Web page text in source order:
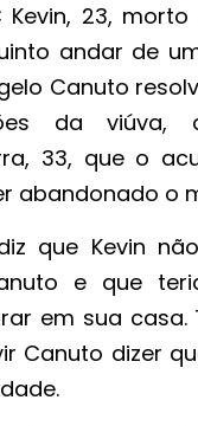
Kevin, 23,
andar de
Canuto
da viúva,
33, que o
abandonado o
que Kevin
e que
em sua casa.
Canuto dizer